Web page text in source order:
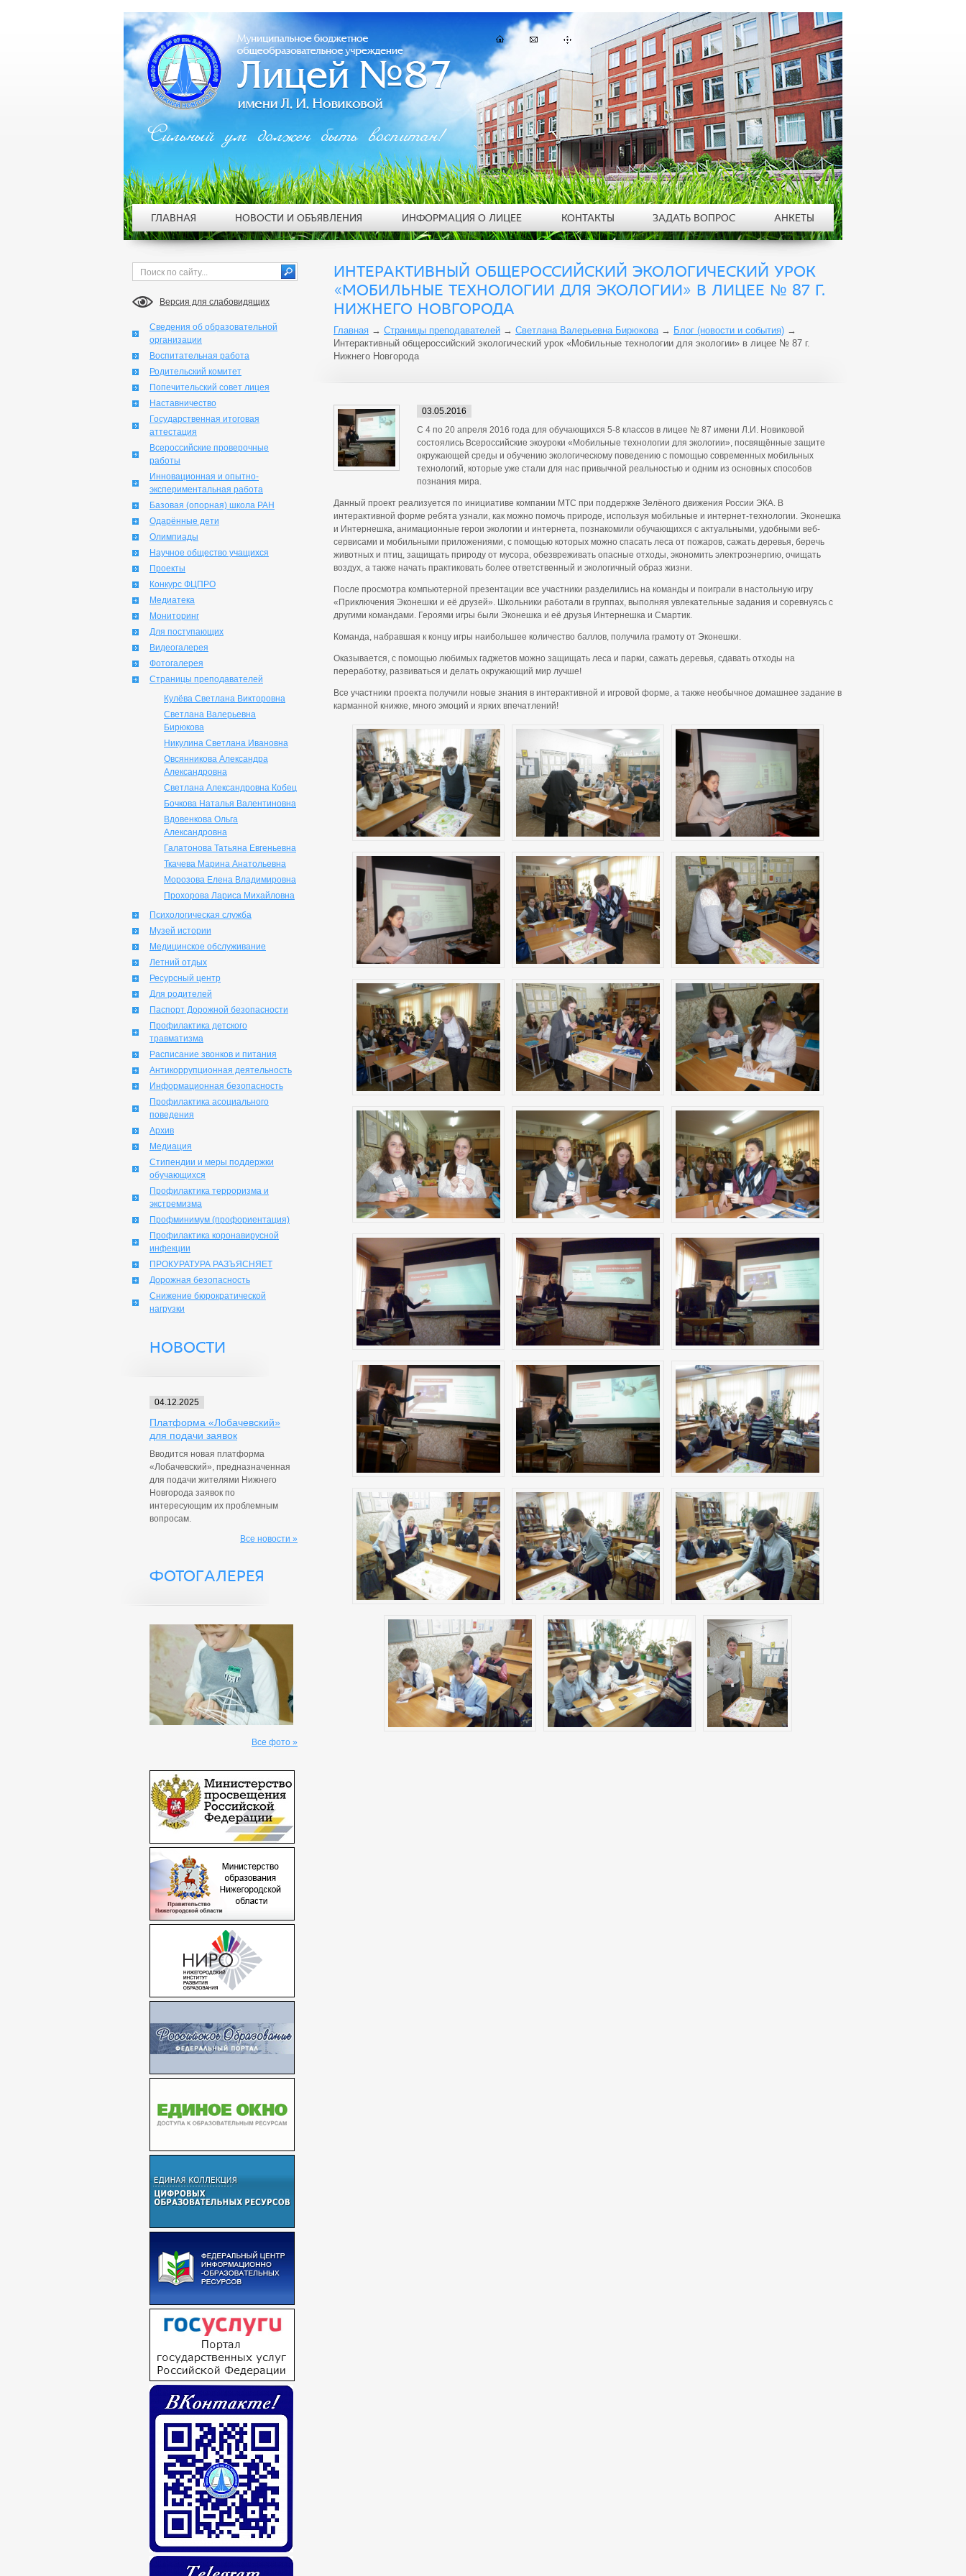
Версия для слабовидящих
Сведения об образовательной
организации
Воспитательная работа
Родительский комитет
Попечительский совет лицея
Наставничество
Государственная итоговая
аттестация
Всероссийские проверочные
работы
Инновационная и опытно-
экспериментальная работа
Базовая (опорная) школа РАН
Одарённые дети
Олимпиады
Научное общество учащихся
Проекты
Конкурс ФЦПРО
Медиатека
Мониторинг
Для поступающих
Видеогалерея
Фотогалерея
Страницы преподавателей
Кулёва Светлана Викторовна
Светлана Валерьевна
Бирюкова
Никулина Светлана Ивановна
Овсянникова Александра
Александровна
Светлана Александровна Кобец
Бочкова Наталья Валентиновна
Вдовенкова Ольга
Александровна
Галатонова Татьяна Евгеньевна
Ткачева Марина Анатольевна
Морозова Елена Владимировна
Прохорова Лариса Михайловна
Психологическая служба
Музей истории
Медицинское обслуживание
Летний отдых
Ресурсный центр
Для родителей
Паспорт Дорожной безопасности
Профилактика детского
травматизма
Расписание звонков и питания
Антикоррупционная деятельность
Информационная безопасность
Профилактика асоциального
поведения
Архив
Медиация
Стипендии и меры поддержки
обучающихся
Профилактика терроризма и
экстремизма
Профминимум (профориентация)
Профилактика коронавирусной
инфекции
ПРОКУРАТУРА РАЗЪЯСНЯЕТ
Дорожная безопасность
Снижение бюрократической
нагрузки
НОВОСТИ
04.12.2025
Платформа «Лобачевский»
для подачи заявок
Вводится новая платформа
«Лобачевский», предназначенная
для подачи жителями Нижнего
Новгорода заявок по
интересующим их проблемным
вопросам.
Все новости »
ФОТОГАЛЕРЕЯ
Все фото »
ИНТЕРАКТИВНЫЙ ОБЩЕРОССИЙСКИЙ ЭКОЛОГИЧЕСКИЙ УРОК
«МОБИЛЬНЫЕ ТЕХНОЛОГИИ ДЛЯ ЭКОЛОГИИ» В ЛИЦЕЕ № 87 Г.
НИЖНЕГО НОВГОРОДА
Главная → Страницы преподавателей → Светлана Валерьевна Бирюкова→ Блог (новости и события) →
Интерактивный общероссийский экологический урок «Мобильные технологии для экологии» в лицее № 87 г.
Нижнего Новгорода
03.05.2016
С 4 по 20 апреля 2016 года для обучающихся 5-8 классов в лицее № 87 имени Л.И. Новиковой
состоялись Всероссийские экоуроки «Мобильные технологии для экологии», посвящённые защите
окружающей среды и обучению экологическому поведению с помощью современных мобильных
технологий, которые уже стали для нас привычной реальностью и одним из основных способов
познания мира.
Данный проект реализуется по инициативе компании МТС при поддержке Зелёного движения России ЭКА. В
интерактивной форме ребята узнали, как можно помочь природе, используя мобильные и интернет-технологии. Эконешка
и Интернешка, анимационные герои экологии и интернета, познакомили обучающихся с актуальными, удобными веб-
сервисами и мобильными приложениями, с помощью которых можно спасать леса от пожаров, сажать деревья, беречь
животных и птиц, защищать природу от мусора, обезвреживать опасные отходы, экономить электроэнергию, очищать
воздух, а также начать практиковать более ответственный и экологичный образ жизни.
После просмотра компьютерной презентации все участники разделились на команды и поиграли в настольную игру
«Приключения Эконешки и её друзей». Школьники работали в группах, выполняя увлекательные задания и соревнуясь с
другими командами. Героями игры были Эконешка и её друзья Интернешка и Смартик.
Команда, набравшая к концу игры наибольшее количество баллов, получила грамоту от Эконешки.
Оказывается, с помощью любимых гаджетов можно защищать леса и парки, сажать деревья, сдавать отходы на
переработку, развиваться и делать окружающий мир лучше!
Все участники проекта получили новые знания в интерактивной и игровой форме, а также необычное домашнее задание в
карманной книжке, много эмоций и ярких впечатлений!
Сильный ум должен быть воспитан!
ГЛАВНАЯ НОВОСТИ И ОБЪЯВЛЕНИЯ ИНФОРМАЦИЯ О ЛИЦЕЕ КОНТАКТЫ ЗАДАТЬ ВОПРОС АНКЕТЫ